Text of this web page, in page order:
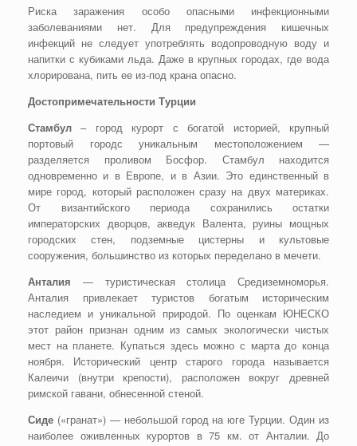
Риска заражения особо опасными инфекционными
заболеваниями нет. Для предупреждения кишечных
инфекций не следует употреблять водопроводную воду и
напитки с кубиками льда. Даже в крупных городах, где вода
хлорирована, пить ее из-под крана опасно.
Достопримечательности Турции
Стамбул – город курорт с богатой историей, крупный
портовый городс уникальным местоположением —
разделяется проливом Босфор. Стамбул находится
одновременно и в Европе, и в Азии. Это единственный в
мире город, который расположен сразу на двух материках.
От византийского периода сохранились остатки
императорских дворцов, акведук Валента, руины мощных
городских стен, подземные цистерны и культовые
сооружения, большинство из которых переделано в мечети.
Анталия — туристическая столица Средиземноморья.
Анталия привлекает туристов богатым историческим
наследием и уникальной природой. По оценкам ЮНЕСКО
этот район признан одним из самых экологически чистых
мест на планете. Купаться здесь можно с марта до конца
ноября. Исторический центр старого города называется
Калеичи (внутри крепости), расположен вокруг древней
римской гавани, обнесенной стеной.
Сиде («гранат») — небольшой город на юге Турции. Один из
наиболее оживленных курортов в 75 км. от Анталии. До